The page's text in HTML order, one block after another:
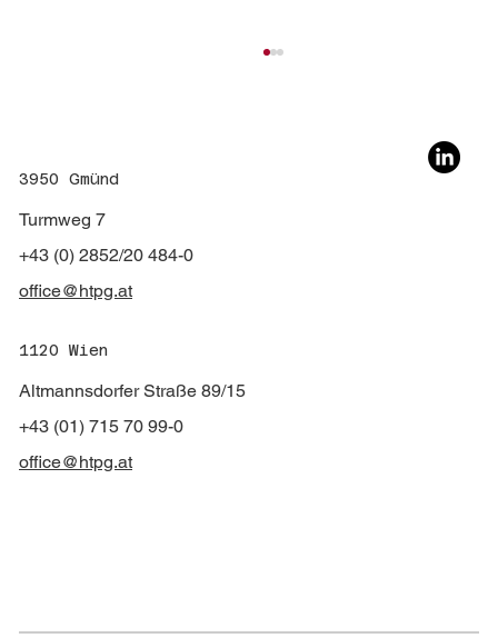
35 Jahre HTPG – Danke, Herbert
3950 Gmünd
Turmweg 7
+43 (0) 2852/20 484-0
office@htpg.at
1120 Wien
Altmannsdorfer Straße 89/15
+43 (01) 715 70 99-0
office@htpg.at